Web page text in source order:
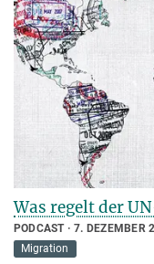
Was regelt der
PODCAST
7. DEZEMBER
Migration